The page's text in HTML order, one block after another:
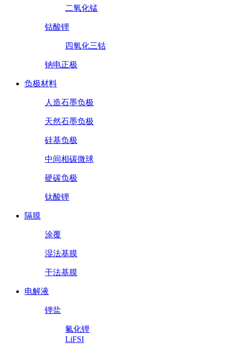
二氧化锰
钴酸锂
四氧化三钴
钠电正极
负极材料
人造石墨负极
天然石墨负极
硅基负极
中间相碳微球
硬碳负极
钛酸锂
隔膜
涂覆
湿法基膜
干法基膜
电解液
锂盐
氟化锂
LiFSI